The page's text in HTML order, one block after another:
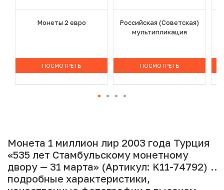
Монеты 2 евро
ПОСМОТРЕТЬ
Российская (Советская)
мультипликация
ПОСМОТРЕТЬ
Монета 1 миллион лир 2003 года Турция
«535 лет Стамбульскому монетному
двору — 31 марта» (Артикул: K11-74792):
подробные характеристики,